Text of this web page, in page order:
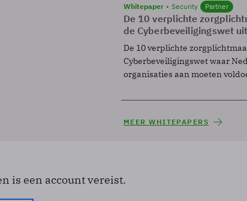
Whitepaper Security Partner
De 10 verplichte
de Cyberbeveiligingswet
De 10 verplichte
Cyberbeveiligingswet waar
organisaties aan moeten
MEER WHITEPAPERS
is een account vereist.